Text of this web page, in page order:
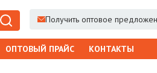
Получить оптовое
ОПТОВЫЙ ПРАЙС КОНТАКТЫ